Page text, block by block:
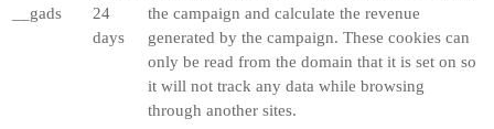
__gads
24
days
the campaign and calculate the revenue
generated by the campaign. These cookies can
only be read from the domain that it is set on so
it will not track any data while browsing
through another sites.